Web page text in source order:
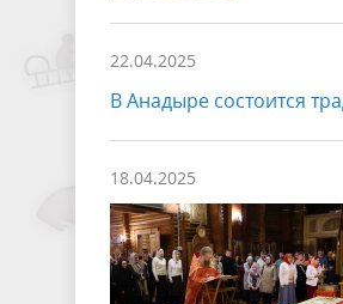
22.04.2025
В Анадыре состоится
18.04.2025